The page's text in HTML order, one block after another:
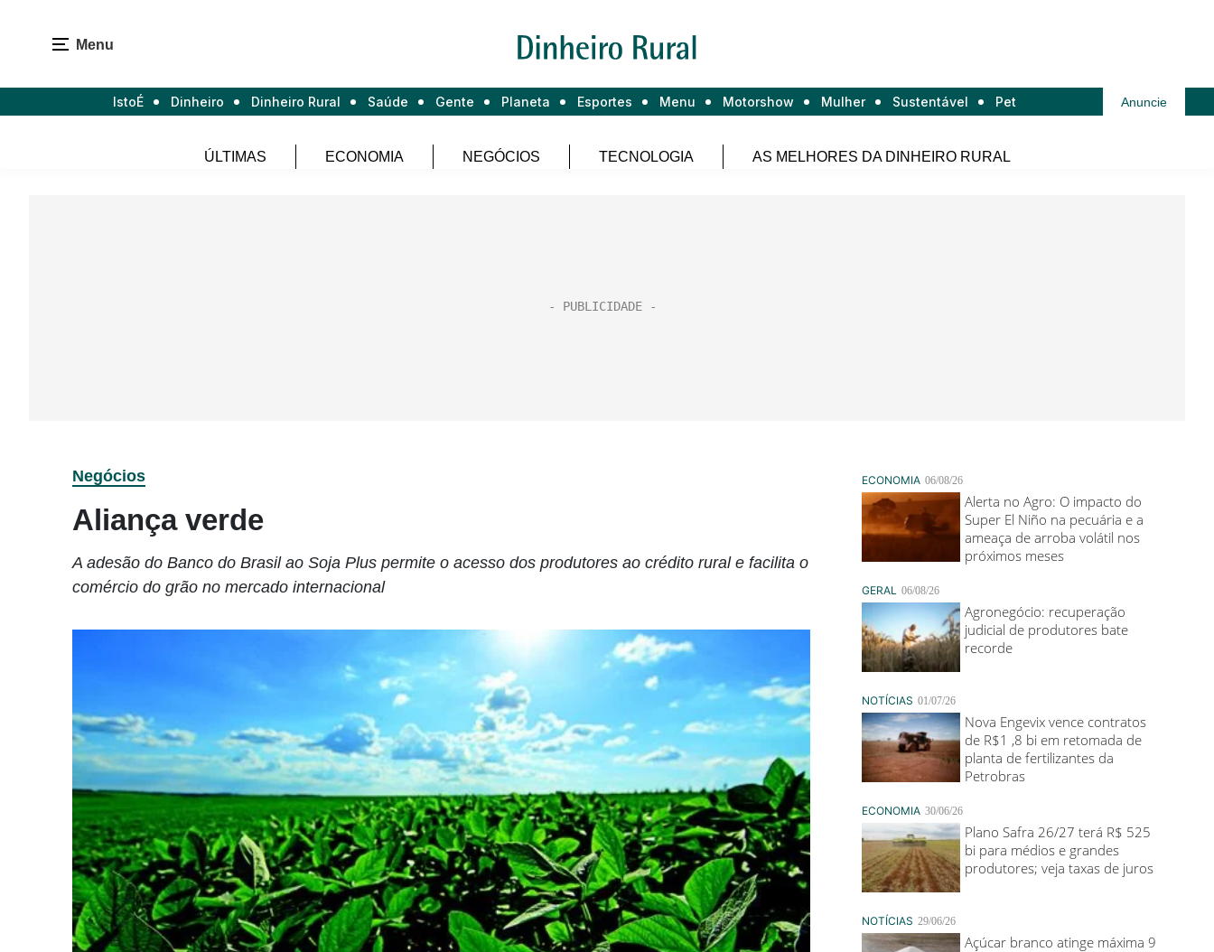
Menu
IstoÉ Dinheiro Dinheiro Rural Saúde Gente Planeta Esportes Menu Motorshow Mulher Sustentável Pet Anuncie
ÚLTIMAS ECONOMIA NEGÓCIOS TECNOLOGIA AS MELHORES DA DINHEIRO RURAL
Negócios
Aliança verde
A adesão do Banco do Brasil ao Soja Plus permite o acesso dos produtores ao crédito rural e facilita o
comércio do grão no mercado internacional